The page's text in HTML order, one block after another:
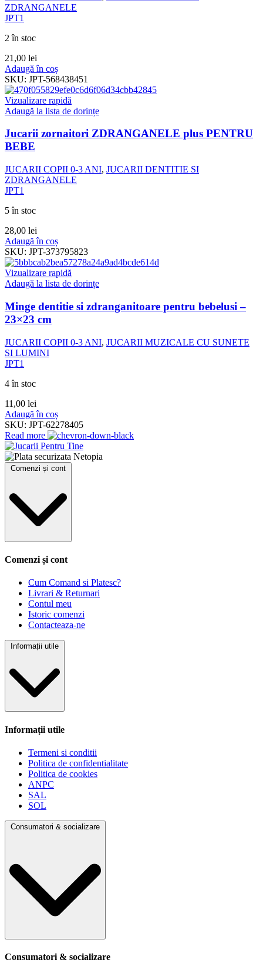
ZDRANGANELE
JPT1
2 în stoc
21,00 lei
Adaugă în coș
SKU: JPT-568438451
Vizualizare rapidă
Adaugă la lista de dorințe
Jucarii zornaitori ZDRANGANELE plus PENTRU
BEBE
JUCARII COPII 0-3 ANI, JUCARII DENTITIE SI
ZDRANGANELE
JPT1
5 în stoc
28,00 lei
Adaugă în coș
SKU: JPT-373795823
Vizualizare rapidă
Adaugă la lista de dorințe
Minge dentitie si zdranganitoare pentru bebelusi –
23×23 cm
JUCARII COPII 0-3 ANI, JUCARII MUZICALE CU SUNETE
SI LUMINI
JPT1
4 în stoc
11,00 lei
Adaugă în coș
SKU: JPT-62278405
Read more
Comenzi și cont
Comenzi și cont
Cum Comand si Platesc?
Livrari & Returnari
Contul meu
Istoric comenzi
Contacteaza-ne
Informații utile
Informații utile
Termeni si conditii
Politica de confidentialitate
Politica de cookies
ANPC
SAL
SOL
Consumatori & socializare
Consumatori & socializare